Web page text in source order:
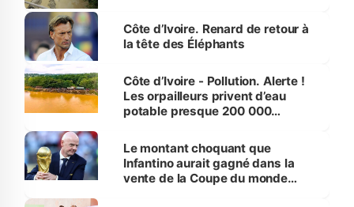
Côte d’Ivoire. Renard de retour à
la tête des Éléphants
Côte d’Ivoire - Pollution. Alerte !
Les orpailleurs privent d’eau
potable presque 200 000
Le montant choquant que
Infantino aurait gagné dans la
vente de la Coupe du monde